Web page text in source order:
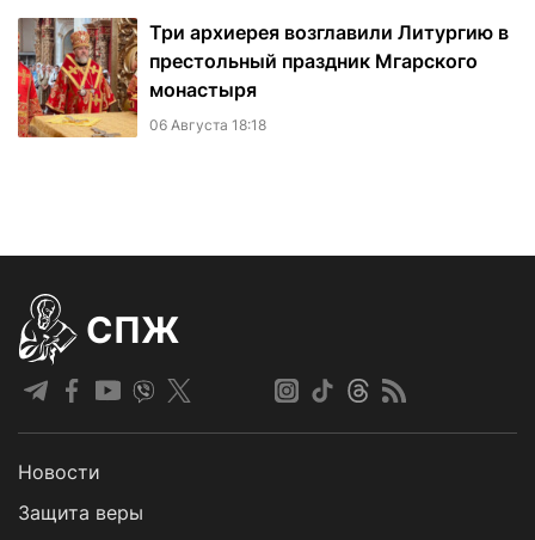
Три архиерея возглавили Литургию в
престольный праздник Мгарского
монастыря
06 Августа 18:18
СПЖ
Новости
Защита веры